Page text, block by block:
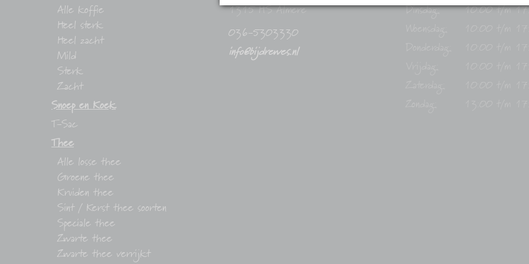
Alle koffie
Heel sterk
Heel zacht
Mild
Sterk
Zacht
Snoep en Koek
T-Sac
Thee
Alle losse thee
Groene thee
Kruiden thee
Sint / Kerst thee soorten
Speciale thee
Zwarte thee
Zwarte thee verrijkt
1315 HS Almere
036-5303330
info@bijdrewes.nl
Dinsdag:
10:00 t/m